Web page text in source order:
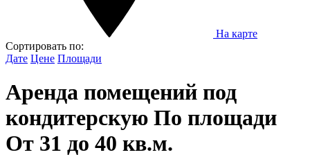
На карте
Сортировать по:
Дате Цене Площади
Аренда помещений под
кондитерскую По площади
От 31 до 40 кв.м.